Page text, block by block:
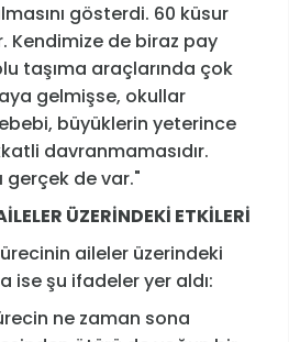
gösterdi. 60 küsur
Kendimize de biraz pay
taşıma araçlarında çok
gelmişse, okullar
büyüklerin yeterince
davranmamasıdır.
gerçek de var."
ÜZERİNDEKİ ETKİLERİ
aileler üzerindeki
ise şu ifadeler yer aldı:
ne zaman sona